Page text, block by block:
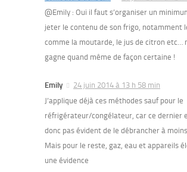
@Emily : Oui il faut s’organiser un
jeter le contenu de son frigo, notamment
comme la moutarde, le jus de citron etc…
gagne quand même de façon certaine !
Emily
24 juin 2014 à 13 h 58 min
J’applique déjà ces méthodes sauf pour le
réfrigérateur/congélateur, car ce dernier
donc pas évident de le débrancher à
Mais pour le reste, gaz, eau et appareils
une évidence